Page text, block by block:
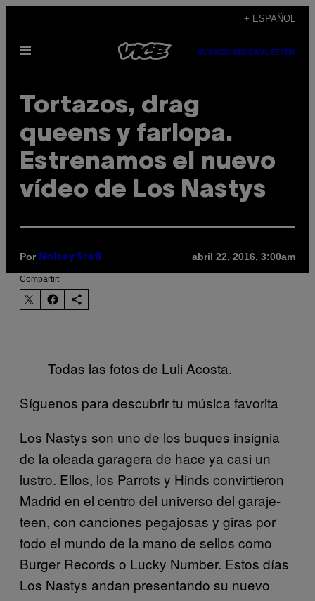
contenido
+ ESPAÑOL
Abrir
SUBSCRIBENEWSLETTER
Tortazos, drag
queens y farlopa.
Estrenamos el nuevo
vídeo de Los Nastys
Por Noisey Staff abril 22, 2016, 3:00am
Compartir:
Todas las fotos de Luli Acosta.
Síguenos para descubrir tu música favorita
Los Nastys son uno de los buques insignia
de la oleada garagera de hace ya casi un
lustro. Ellos, los Parrots y Hinds convirtieron
Madrid en el centro del universo del garaje-
teen, con canciones pegajosas y giras por
todo el mundo de la mano de sellos como
Burger Records o Lucky Number. Estos días
Los Nastys andan presentando su nuevo